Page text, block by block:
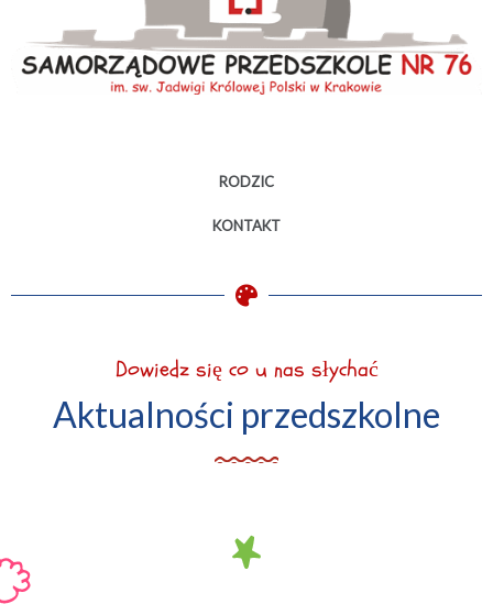
RODZIC
KONTAKT
Dowiedz się co u nas słychać
Aktualności przedszkolne